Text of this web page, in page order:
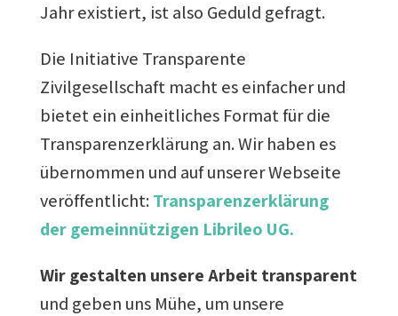
Jahr existiert, ist also Geduld gefragt.
Die Initiative Transparente
Zivilgesellschaft macht es einfacher und
bietet ein einheitliches Format für die
Transparenzerklärung an. Wir haben es
übernommen und auf unserer Webseite
veröffentlicht:Transparenzerklärung
der gemeinnützigen Librileo UG.
Wir gestalten unsere Arbeit transparent
und geben uns Mühe, um unsere